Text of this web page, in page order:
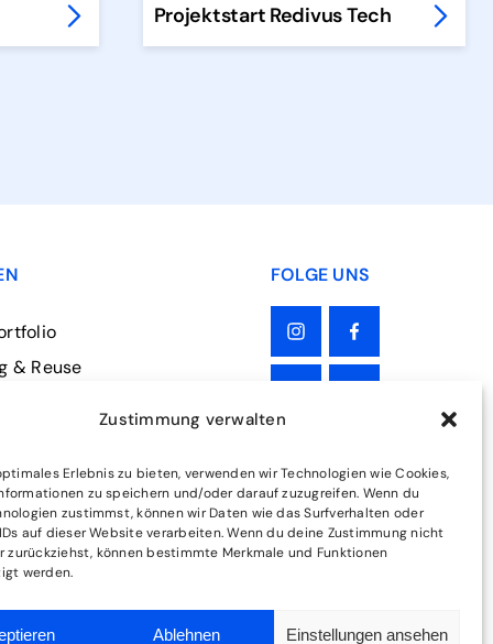
Zustimmung verwalten
Erlebnis zu bieten, verwenden wir Technologien wie Cookies,
zu speichern und/oder darauf zuzugreifen. Wenn du
zustimmst, können wir Daten wie das Surfverhalten oder
auf dieser Website verarbeiten. Wenn du deine Zustimmung nicht
zurückziehst, können bestimmte Merkmale und Funktionen
werden.
Ablehnen Einstellungen ansehen
Projektstart Redivus Tech
& Reuse
FOLGE UNS